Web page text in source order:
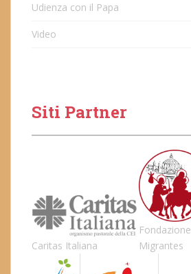
Udienza con il Papa
Video
Siti Partner
Caritas Italiana
Fondazione
Migrantes